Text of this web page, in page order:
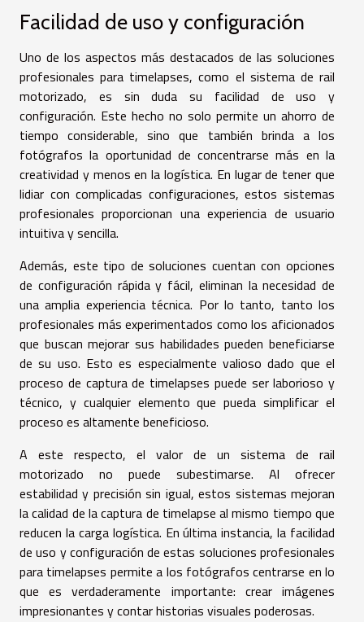
Facilidad de uso y configuración
Uno de los aspectos más destacados de las soluciones
profesionales para timelapses, como el sistema de rail
motorizado, es sin duda su facilidad de uso y
configuración. Este hecho no solo permite un ahorro de
tiempo considerable, sino que también brinda a los
fotógrafos la oportunidad de concentrarse más en la
creatividad y menos en la logística. En lugar de tener que
lidiar con complicadas configuraciones, estos sistemas
profesionales proporcionan una experiencia de usuario
intuitiva y sencilla.
Además, este tipo de soluciones cuentan con opciones
de configuración rápida y fácil, eliminan la necesidad de
una amplia experiencia técnica. Por lo tanto, tanto los
profesionales más experimentados como los aficionados
que buscan mejorar sus habilidades pueden beneficiarse
de su uso. Esto es especialmente valioso dado que el
proceso de captura de timelapses puede ser laborioso y
técnico, y cualquier elemento que pueda simplificar el
proceso es altamente beneficioso.
A este respecto, el valor de un sistema de rail
motorizado no puede subestimarse. Al ofrecer
estabilidad y precisión sin igual, estos sistemas mejoran
la calidad de la captura de timelapse al mismo tiempo que
reducen la carga logística. En última instancia, la facilidad
de uso y configuración de estas soluciones profesionales
para timelapses permite a los fotógrafos centrarse en lo
que es verdaderamente importante: crear imágenes
impresionantes y contar historias visuales poderosas.